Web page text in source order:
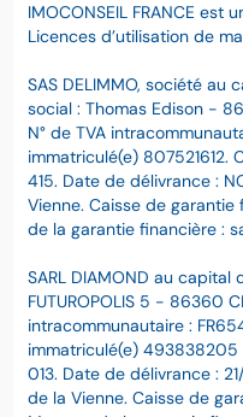
IMOCONSEIL FRANCE est
Licences d’utilisation de
SAS DELIMMO, société
social : Thomas Edison -
N° de TVA
immatriculé(e) 807521612.
415. Date de délivrance :
Vienne. Caisse de garantie
de la garantie financière :
SARL DIAMOND au
FUTUROPOLIS 5 - 86360
intracommunautaire :
immatriculé(e)
013. Date de délivrance :
de la Vienne. Caisse de